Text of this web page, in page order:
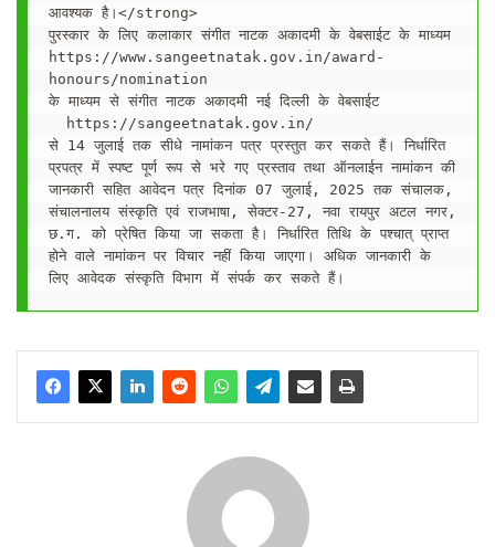
आवश्यक है।</strong>
पुरस्कार के लिए कलाकार संगीत नाटक अकादमी के वेबसाईट के माध्यम
https://www.sangeetnatak.gov.in/award-
honours/nomination
के माध्यम से संगीत नाटक अकादमी नई दिल्ली के वेबसाईट
  https://sangeetnatak.gov.in/
से 14 जुलाई तक सीधे नामांकन पत्र प्रस्तुत कर सकते हैं। निर्धारित
प्रपत्र में स्पष्ट पूर्ण रूप से भरे गए प्रस्ताव तथा ऑनलाईन नामांकन की
जानकारी सहित आवेदन पत्र दिनांक 07 जुलाई, 2025 तक संचालक,
संचालनालय संस्कृति एवं राजभाषा, सेक्टर-27, नवा रायपुर अटल नगर,
छ.ग. को प्रेषित किया जा सकता है। निर्धारित तिथि के पश्चात् प्राप्त
होने वाले नामांकन पर विचार नहीं किया जाएगा। अधिक जानकारी के
लिए आवेदक संस्कृति विभाग में संपर्क कर सकते हैं।